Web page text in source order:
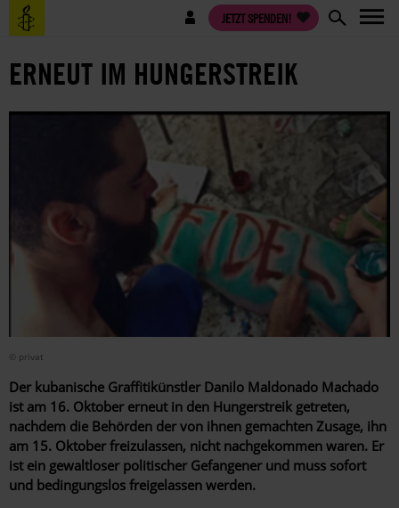
Direkt
zum
Benutzermenü JETZT SPENDEN!
ERNEUT IM HUNGERSTREIK
© privat
Der kubanische Graffitikünstler Danilo Maldonado Machado
ist am 16. Oktober erneut in den Hungerstreik getreten,
nachdem die Behörden der von ihnen gemachten Zusage, ihn
am 15. Oktober freizulassen, nicht nachgekommen waren. Er
ist ein gewaltloser politischer Gefangener und muss sofort
und bedingungslos freigelassen werden.